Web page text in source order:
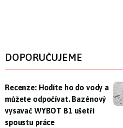
DOPORUČUJEME
Recenze: Hodíte ho do vody a
Recenze: Hodíte ho do vody a
můžete odpočívat. Bazénový
vysavač WYBOT B1 ušetří
spoustu práce